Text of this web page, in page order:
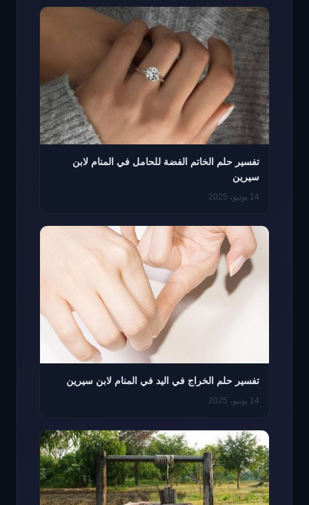
تفسير حلم الخاتم الفضة للحامل في المنام لابن
سيرين
14 يونيو، 2025
تفسير حلم الخراج في اليد في المنام لابن سيرين
14 يونيو، 2025